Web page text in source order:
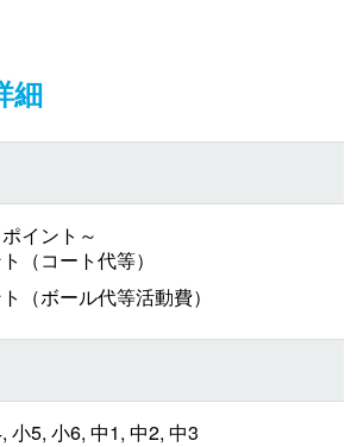
細
イント～
（コート代等）
（ボール代等活動費）
小5, 小6, 中1, 中2, 中3